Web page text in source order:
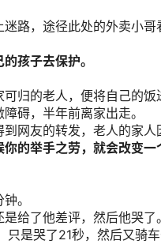
路，途径此处的外卖小
孩子去保护。
归的老人，便将自己的饭
碍，半年前离家出走。
网友的转发，老人的家人
的举手之劳，就会改变一
。
给了他差评，然后他哭了。
是哭了21秒，然后又骑